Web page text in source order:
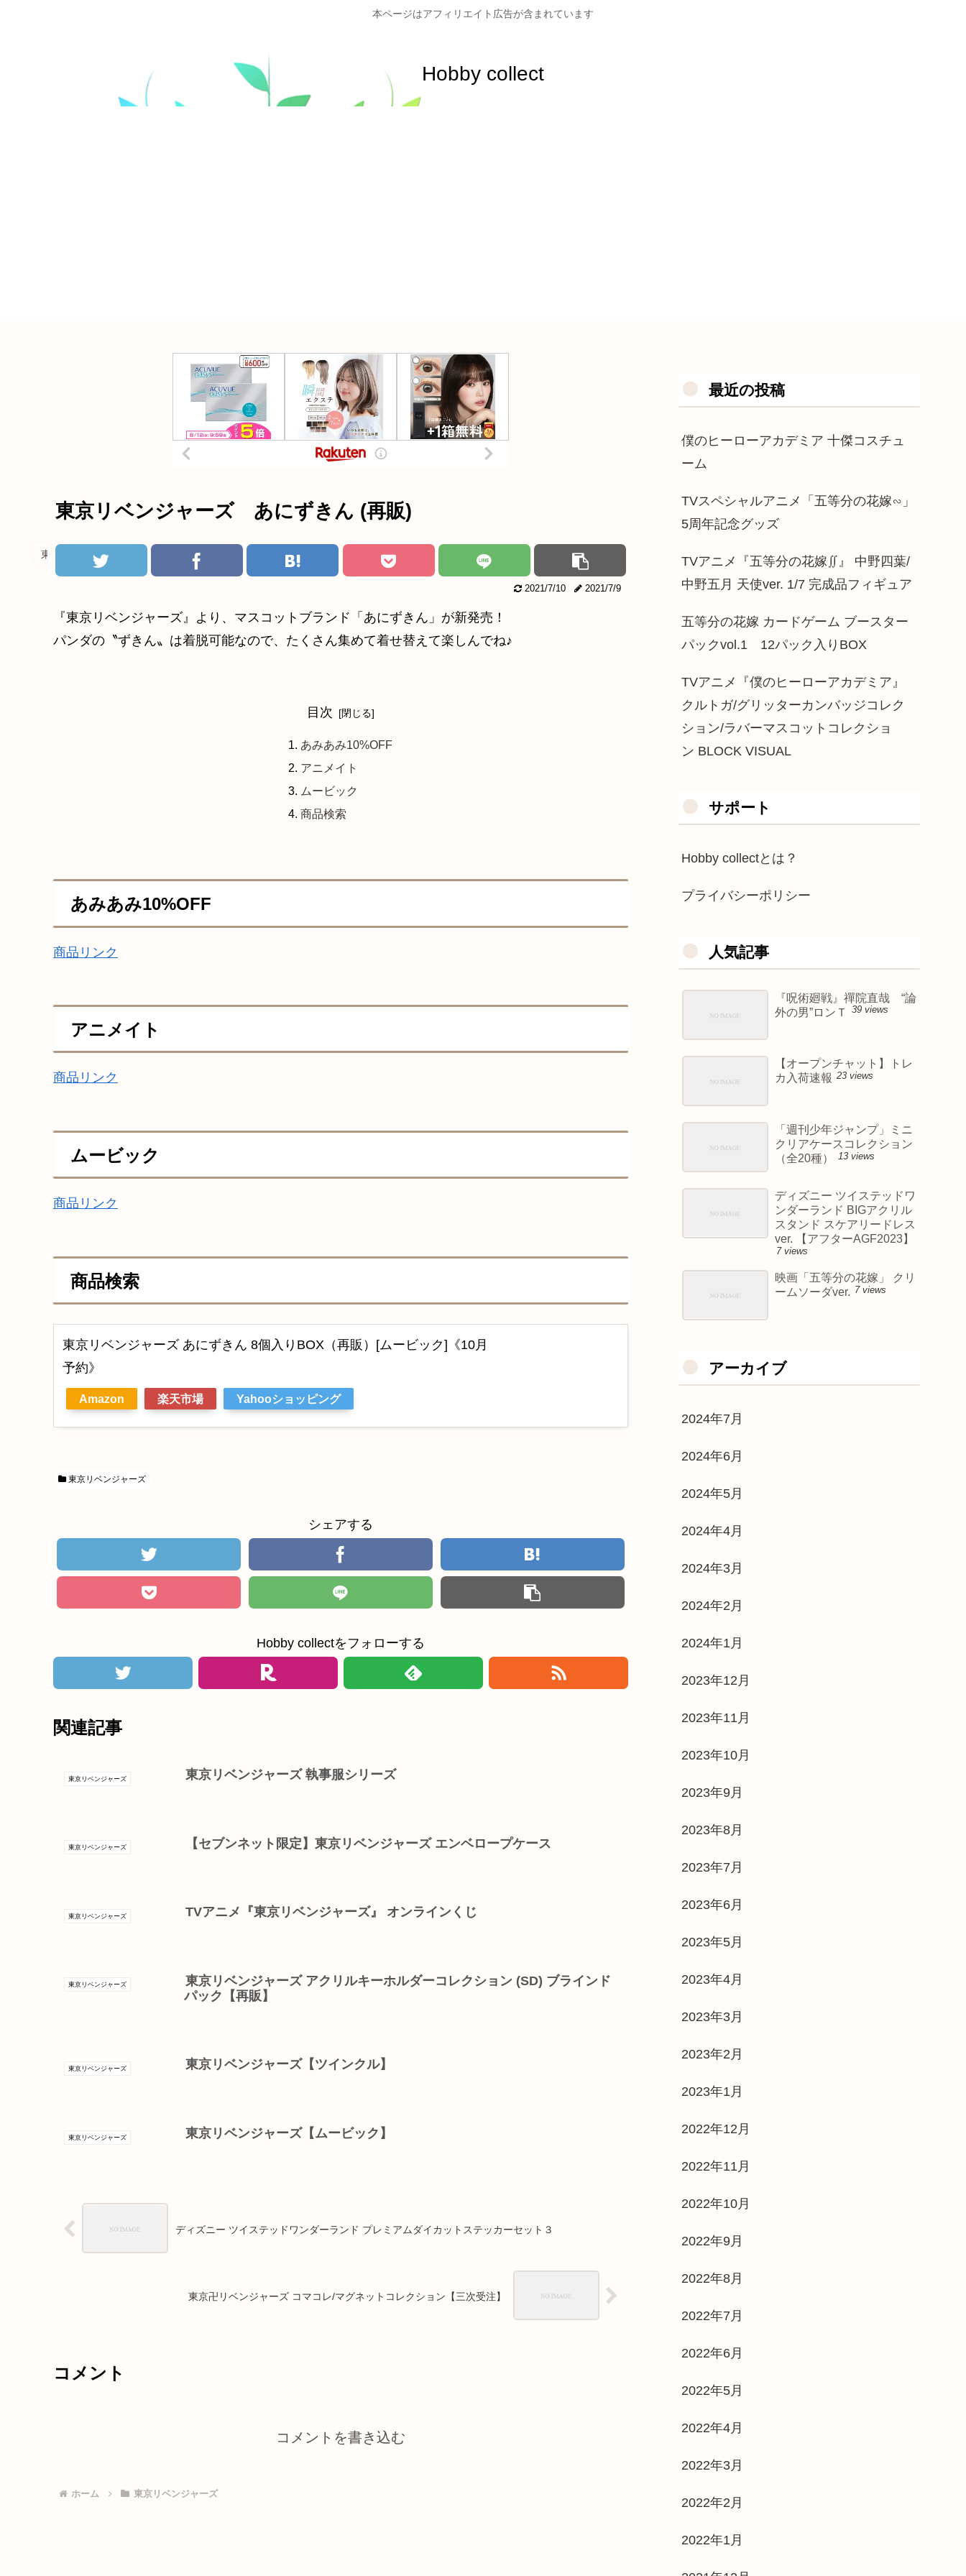
本ページはアフィリエイト広告が含まれています
Hobby collect
東京リベンジャーズ あにずきん (再販)
東京リベンジャーズ
2021/7/10 2021/7/9
『東京リベンジャーズ』より、マスコットブランド「あにずきん」が新発売！
パンダの〝ずきん〟は着脱可能なので、たくさん集めて着せ替えて楽しんでね♪
目次
あみあみ10%OFF
アニメイト
ムービック
商品検索
あみあみ10%OFF
商品リンク
アニメイト
商品リンク
ムービック
商品リンク
商品検索
東京リベンジャーズ あにずきん 8個入りBOX（再販）[ムービック]《10月
予約》
Amazon 楽天市場 Yahooショッピング
東京リベンジャーズ
シェアする
Hobby collectをフォローする
関連記事
東京リベンジャーズ 東京リベンジャーズ 執事服シリーズ
東京リベンジャーズ 【セブンネット限定】東京リベンジャーズ エンベロープケース
東京リベンジャーズ TVアニメ『東京リベンジャーズ』 オンラインくじ
東京リベンジャーズ
東京リベンジャーズ アクリルキーホルダーコレクション (SD) ブラインド
パック【再販】
東京リベンジャーズ 東京リベンジャーズ【ツインクル】
東京リベンジャーズ 東京リベンジャーズ【ムービック】
ディズニー ツイステッドワンダーランド プレミアムダイカットステッカーセット３
東京卍リベンジャーズ コマコレ/マグネットコレクション【三次受注】
コメント
コメントを書き込む
ホーム 東京リベンジャーズ
最近の投稿
僕のヒーローアカデミア 十傑コスチュ
ーム
TVスペシャルアニメ「五等分の花嫁∽」
5周年記念グッズ
TVアニメ『五等分の花嫁∬』 中野四葉/
中野五月 天使ver. 1/7 完成品フィギュア
五等分の花嫁 カードゲーム ブースター
パックvol.1 12パック入りBOX
TVアニメ『僕のヒーローアカデミア』
クルトガ/グリッターカンバッジコレク
ション/ラバーマスコットコレクショ
ン BLOCK VISUAL
サポート
Hobby collectとは？
プライバシーポリシー
人気記事
『呪術廻戦』禪院直哉 “論
外の男”ロンＴ
39 views
【オープンチャット】トレ
カ入荷速報 23 views
「週刊少年ジャンプ」ミニ
クリアケースコレクション
（全20種）
13 views
ディズニー ツイステッドワ
ンダーランド BIGアクリル
スタンド スケアリードレス
ver. 【アフターAGF2023】
7 views
映画「五等分の花嫁」 クリ
ームソーダver. 7 views
アーカイブ
2024年7月
2024年6月
2024年5月
2024年4月
2024年3月
2024年2月
2024年1月
2023年12月
2023年11月
2023年10月
2023年9月
2023年8月
2023年7月
2023年6月
2023年5月
2023年4月
2023年3月
2023年2月
2023年1月
2022年12月
2022年11月
2022年10月
2022年9月
2022年8月
2022年7月
2022年6月
2022年5月
2022年4月
2022年3月
2022年2月
2022年1月